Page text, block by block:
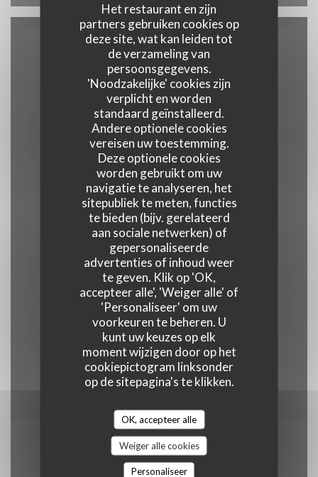
Het restaurant en zijn
partners gebruiken cookies op
deze site, wat kan leiden tot
de verzameling van
persoonsgegevens.
'Noodzakelijke' cookies zijn
verplicht en worden
standaard geïnstalleerd.
Andere optionele cookies
vereisen uw toestemming.
Deze optionele cookies
worden gebruikt om uw
navigatie te analyseren, het
sitepubliek te meten, functies
te bieden (bijv. gerelateerd
aan sociale netwerken) of
gepersonaliseerde
advertenties of inhoud weer
te geven. Klik op 'OK,
accepteer alle', 'Weiger alle' of
'Personaliseer' om uw
voorkeuren te beheren. U
kunt uw keuzes op elk
moment wijzigen door op het
cookiepictogram linksonder
op de sitepagina's te klikken.
OK, accepteer alle
Weiger alle cookies
Personaliseer
Algemene informatie
Keuken
vers product, Eigengemaakt, Aziatisch
Soort bedrijf
Restaurant traditionnel
Diensten
Airconditioning, Terras
Betaalmethoden
Paiement Sans ContactPaiement Sans Contact,
Eurocard / Mastercard, restaurant van Titres,
Contant geld, Visa, Vakantiecheques, Debetkaart
Openingstijden